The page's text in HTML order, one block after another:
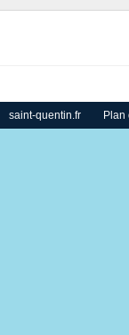
saint-quentin.fr Plan